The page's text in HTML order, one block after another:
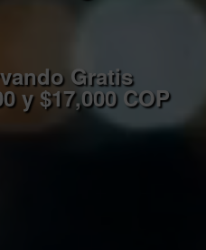
Gratis
y $17,000 COP